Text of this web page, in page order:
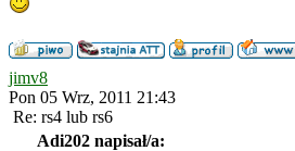
jimv8
Pon 05 Wrz, 2011 21:43
Re: rs4 lub rs6
Adi202 napisał/a: